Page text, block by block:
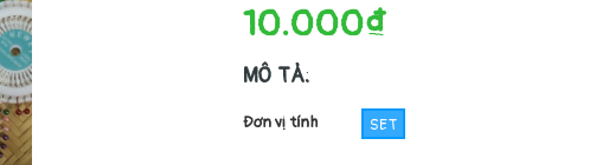
10.000₫
MÔ TẢ:
Đơn vị tính SET